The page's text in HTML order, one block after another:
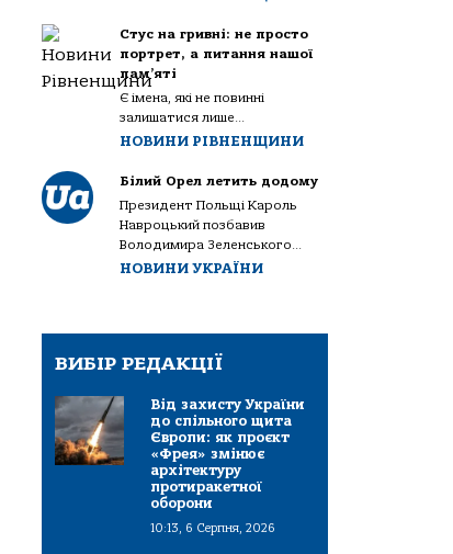
Стус на гривні: не просто
портрет, а питання нашої
пам’яті
Є імена, які не повинні
залишатися лише...
НОВИНИ РІВНЕНЩИНИ
Білий Орел летить додому
Президент Польщі Кароль
Навроцький позбавив
Володимира Зеленського...
НОВИНИ УКРАЇНИ
ВИБІР РЕДАКЦІЇ
Від захисту України
до спільного щита
Європи: як проєкт
«Фрея» змінює
архітектуру
протиракетної
оборони
10:13, 6 Серпня, 2026